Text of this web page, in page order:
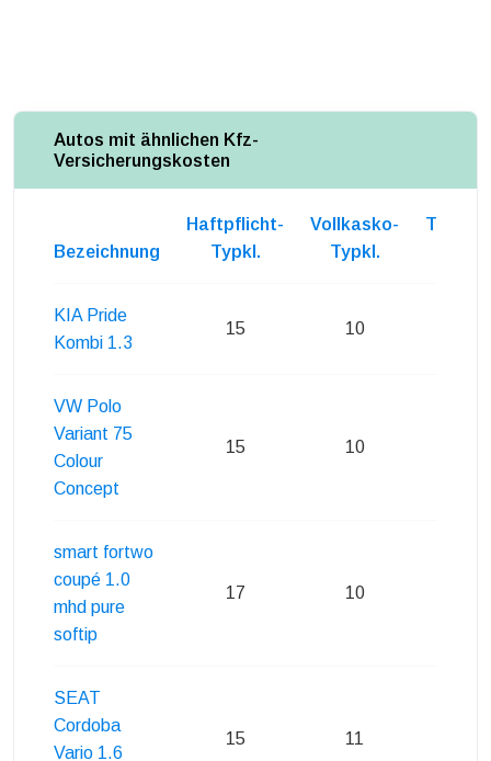
Autos mit ähnlichen Kfz-
Versicherungskosten
Bezeichnung
Haftpflicht-
Typkl.
Vollkasko-
Typkl.
KIA Pride
Kombi 1.3
15 10
VW Polo
Variant 75
Colour
Concept
15 10
smart fortwo
coupé 1.0
mhd pure
softip
17 10
SEAT
Cordoba
Vario 1.6
15 11